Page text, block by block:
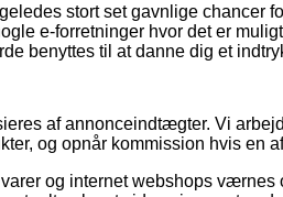
stort set gavnlige chancer
e-forretninger hvor det er
benyttes til at danne dig et
af annonceindtægter. Vi
og opnår kommission hvis en
og internet webshops